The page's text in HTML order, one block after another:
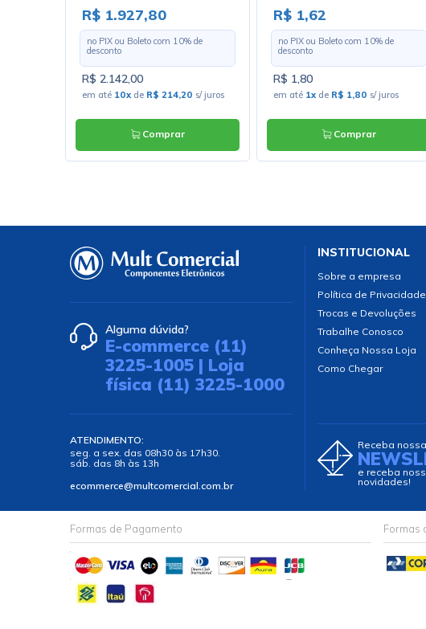
R$ 1.927,80
no PIX ou Boleto com 10% de
desconto
R$ 2.142,00
em até 10xde R$ 214,20 s/ juros
Comprar
R$ 1,62
no PIX ou Boleto com 10% de
desconto
R$ 1,80
em até 1xde R$ 1,80 s/ juros
Comprar
Alguma dúvida?
E-commerce (11)
3225-1005 | Loja
física (11) 3225-1000
ATENDIMENTO:
seg. a sex. das 08h30 às 17h30.
sáb. das 8h às 13h
ecommerce@multcomercial.com.br
INSTITUCIONAL
Sobre a empresa
Política de Privacidade
Trocas e Devoluções
Trabalhe Conosco
Conheça Nossa Loja
Como Chegar
Receba nossa
e receba
novidades!
Formas de Pagamento Formas